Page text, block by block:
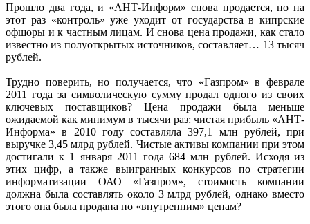
Прошло два года, и «АНТ-Информ» снова продается, но на
этот раз «контроль» уже уходит от государства в кипрские
офшоры и к частным лицам. И снова цена продажи, как стало
известно из полуоткрытых источников, составляет… 13 тысяч
рублей.
Трудно поверить, но получается, что «Газпром» в феврале
2011 года за символическую сумму продал одного из своих
ключевых поставщиков? Цена продажи была меньше
ожидаемой как минимум в тысячи раз: чистая прибыль «АНТ-
Информа» в 2010 году составляла 397,1 млн рублей, при
выручке 3,45 млрд рублей. Чистые активы компании при этом
достигали к 1 января 2011 года 684 млн рублей. Исходя из
этих цифр, а также выигранных конкурсов по стратегии
информатизации ОАО «Газпром», стоимость компании
должна была составлять около 3 млрд рублей, однако вместо
этого она была продана по «внутренним» ценам?